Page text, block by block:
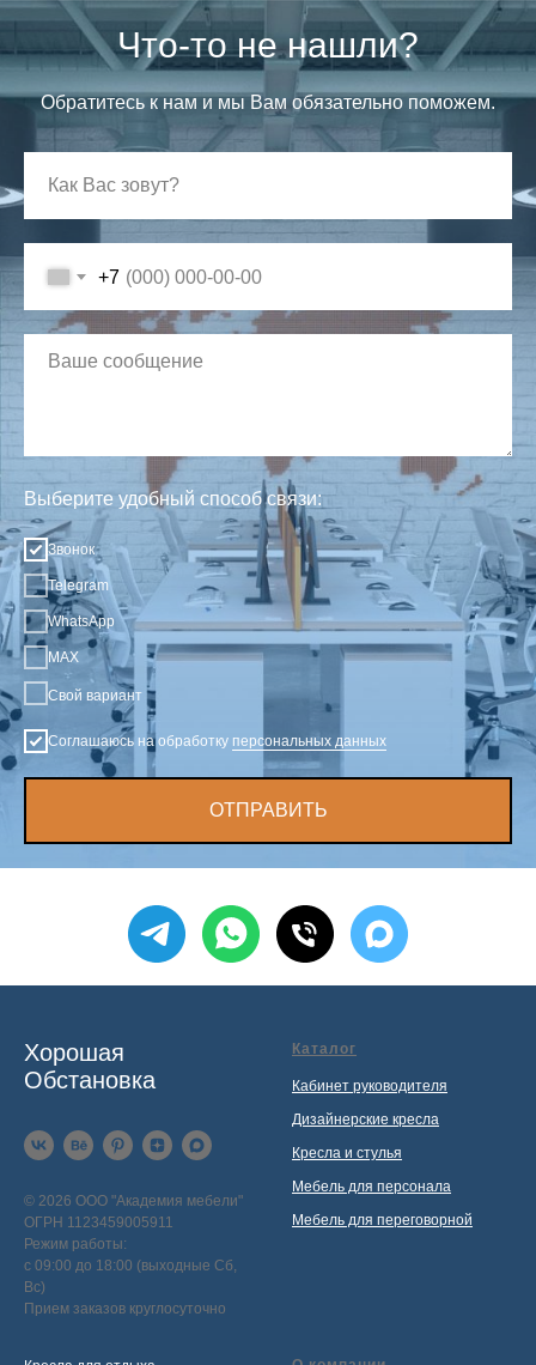
Что-то не нашли?
Обратитесь к нам и мы Вам обязательно поможем.
+7
Выберите удобный способ связи:
Звонок
Telegram
WhatsApp
MAX
Свой вариант
Соглашаюсь на обработку персональных данных
ОТПРАВИТЬ
Хорошая
Обстановка
© 2026 ООО "Академия мебели"
ОГРН 1123459005911
Режим работы:
с 09:00 до 18:00 (выходные Сб,
Вс)
Прием заказов круглосуточно
Каталог
Кабинет руководителя
Дизайнерские кресла
Кресла и стулья
Мебель для персонала
Мебель для переговорной